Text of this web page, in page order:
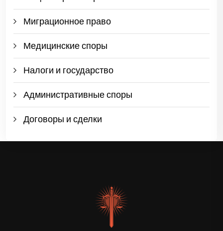
Миграционное право
Медицинские споры
Налоги и государство
Административные споры
Договоры и сделки